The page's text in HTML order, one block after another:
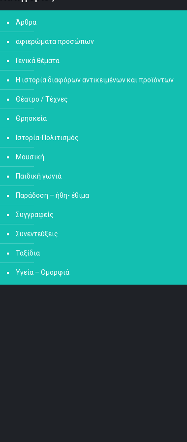
Άρθρα
αφιερώματα προσώπων
Γενικά θέματα
Η ιστορία διαφόρων αντικειμένων και προϊόντων
Θέατρο / Τέχνες
Θρησκεία
Ιστορία-Πολιτισμός
Μουσική
Παιδική γωνιά
Παράδοση – ήθη- έθιμα
Συγγραφείς
Συνεντεύξεις
Ταξίδια
Υγεία – Ομορφιά